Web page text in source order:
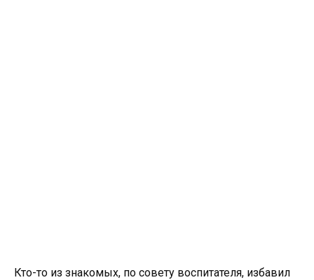
Кто-то из знакомых, по совету воспитателя, избавил